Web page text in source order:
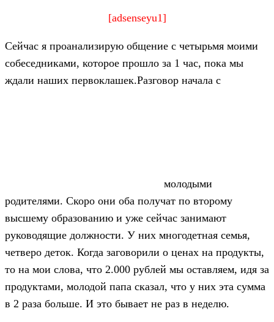
[adsenseyu1]
Сейчас я проанализирую общение с четырьмя моими
собеседниками, которое прошло за 1 час, пока мы
ждали наших первоклашек.Разговор начала с
молодыми
родителями. Скоро они оба получат по второму
высшему образованию и уже сейчас занимают
руководящие должности. У них многодетная семья,
четверо деток. Когда заговорили о ценах на продукты,
то на мои слова, что 2.000 рублей мы оставляем, идя за
продуктами, молодой папа сказал, что у них эта сумма
в 2 раза больше. И это бывает не раз в неделю.